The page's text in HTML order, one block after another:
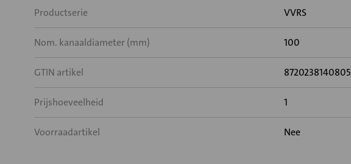
Productserie VVRS
Nom. kanaaldiameter (mm) 100
GTIN artikel 8720238140805
Prijshoeveelheid 1
Voorraadartikel Nee